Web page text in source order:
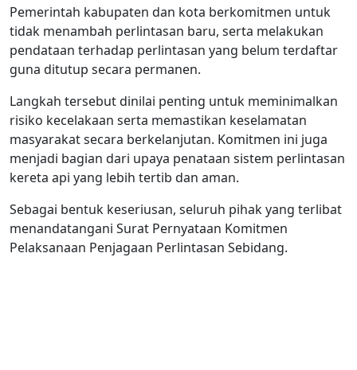
Pemerintah kabupaten dan kota berkomitmen untuk
tidak menambah perlintasan baru, serta melakukan
pendataan terhadap perlintasan yang belum terdaftar
guna ditutup secara permanen.
Langkah tersebut dinilai penting untuk meminimalkan
risiko kecelakaan serta memastikan keselamatan
masyarakat secara berkelanjutan. Komitmen ini juga
menjadi bagian dari upaya penataan sistem perlintasan
kereta api yang lebih tertib dan aman.
Sebagai bentuk keseriusan, seluruh pihak yang terlibat
menandatangani Surat Pernyataan Komitmen
Pelaksanaan Penjagaan Perlintasan Sebidang.